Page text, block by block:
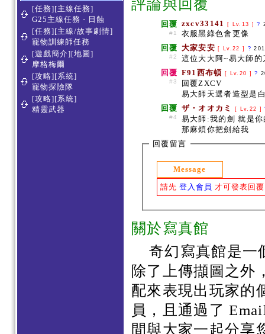
[任務][主線任務]
G25主線任務 - 日蝕
[任務][主線/故事劇情]
寵物訓練師任務
[遊戲簡介][地圖]
摩格梅爾
[攻略][系統]
寵物探險隊
[攻略][系統]
精靈武器
評論與回覆
回覆
#1
zxcv33141 [ Lv.13 ]?
衣服黑綠色會更像
回覆
#2
大家安安 [ Lv.22 ] ?
這位大大阿~易大師的
回覆
#3
F91西布頓 [ Lv.20 ]?
回覆ZXCV
易大師天選者造型是
回覆
#4
ザ・オオカミ [ Lv.22 ]
易大師:我的劍 就是
那麻煩你把劍給我
回覆留言
Message
請先 登入會員 才可發表回
關於寫真館
奇幻寫真館是一
除了上傳擷圖之外
配來表現出玩家的
員，且通過了
間與大家一起分享